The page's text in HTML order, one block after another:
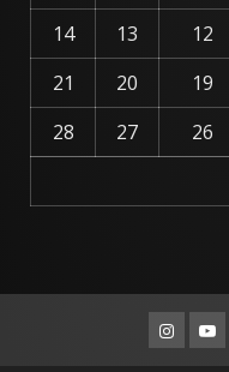
12
13
14
19
20
21
26
27
28
Youtube
Instagram